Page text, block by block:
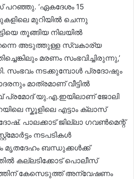
പറഞ്ഞു. ‘ഏകദേശം 15
മുറിയിൽ ചെന്നു
തൂങ്ങിയ നിലയിൽ
അടുത്തുള്ള സ്വകാര്യ
മരണം സംഭവിച്ചിരുന്നു,’
സംഭവം നടക്കുമ്പോൾ പ്രദോഷും
മാത്രമാണ് വീട്ടിൽ
പ്രമോദ് യു.എ.ഇയിലാണ് ജോലി
സ്കൂളിലെ എട്ടാം ക്ലാസ്
പാലക്കാട് ജില്ലാ ഗവൺമെന്റ്
നടപടികൾ
മൃതദേഹം ബന്ധുക്കൾക്ക്
കല്ലടിക്കോട് പൊലീസ്
കേസെടുത്ത് അന്വേഷണം